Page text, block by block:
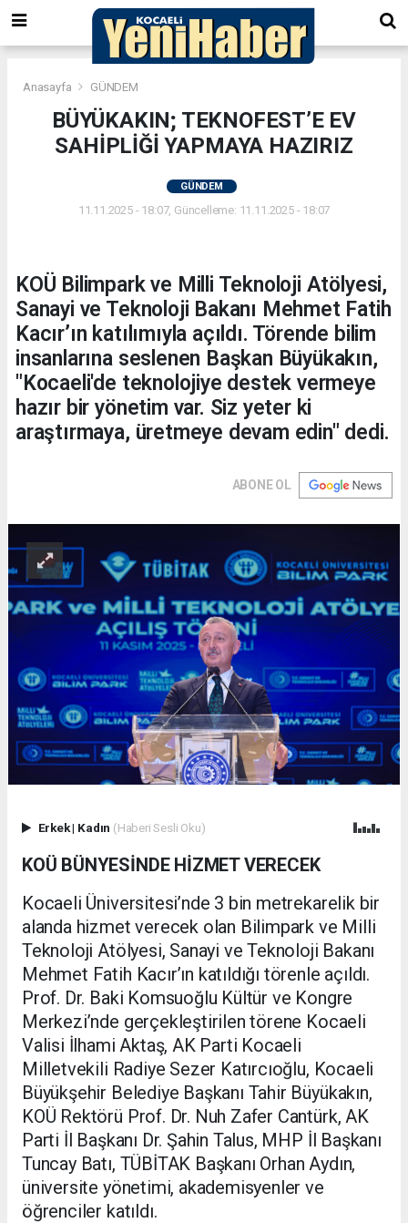
Anasayfa GÜNDEM
BÜYÜKAKIN; TEKNOFEST’E EV
SAHİPLİĞİ YAPMAYA HAZIRIZ
GÜNDEM
11.11.2025 - 18:07, Güncelleme: 11.11.2025 - 18:07
KOÜ Bilimpark ve Milli Teknoloji Atölyesi,
Sanayi ve Teknoloji Bakanı Mehmet Fatih
Kacır’ın katılımıyla açıldı. Törende bilim
insanlarına seslenen Başkan Büyükakın,
"Kocaeli'de teknolojiye destek vermeye
hazır bir yönetim var. Siz yeter ki
araştırmaya, üretmeye devam edin" dedi.
ABONE OL
Erkek| Kadın (Haberi Sesli Oku)
KOÜ BÜNYESİNDE HİZMET VERECEK
Kocaeli Üniversitesi’nde 3 bin metrekarelik bir
alanda hizmet verecek olan Bilimpark ve Milli
Teknoloji Atölyesi, Sanayi ve Teknoloji Bakanı
Mehmet Fatih Kacır’ın katıldığı törenle açıldı.
Prof. Dr. Baki Komsuoğlu Kültür ve Kongre
Merkezi’nde gerçekleştirilen törene Kocaeli
Valisi İlhami Aktaş, AK Parti Kocaeli
Milletvekili Radiye Sezer Katırcıoğlu, Kocaeli
Büyükşehir Belediye Başkanı Tahir Büyükakın,
KOÜ Rektörü Prof. Dr. Nuh Zafer Cantürk, AK
Parti İl Başkanı Dr. Şahin Talus, MHP İl Başkanı
Tuncay Batı, TÜBİTAK Başkanı Orhan Aydın,
üniversite yönetimi, akademisyenler ve
öğrenciler katıldı.